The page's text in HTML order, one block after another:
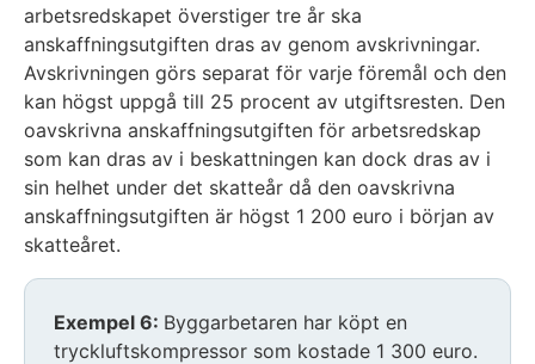
arbetsredskapet överstiger tre år ska
anskaffningsutgiften dras av genom avskrivningar.
Avskrivningen görs separat för varje föremål och den
kan högst uppgå till 25 procent av utgiftsresten. Den
oavskrivna anskaffningsutgiften för arbetsredskap
som kan dras av i beskattningen kan dock dras av i
sin helhet under det skatteår då den oavskrivna
anskaffningsutgiften är högst 1 200 euro i början av
skatteåret.
Exempel 6: Byggarbetaren har köpt en
tryckluftskompressor som kostade 1 300 euro.